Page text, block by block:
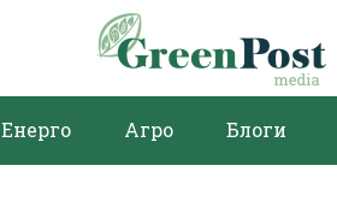
Енерго Агро Блоги